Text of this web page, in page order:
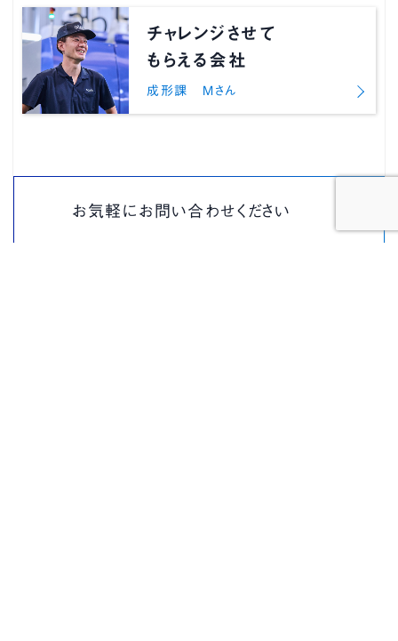
チャレンジさせて
もらえる会社
成形課 Mさん
お気軽にお問い合わせください